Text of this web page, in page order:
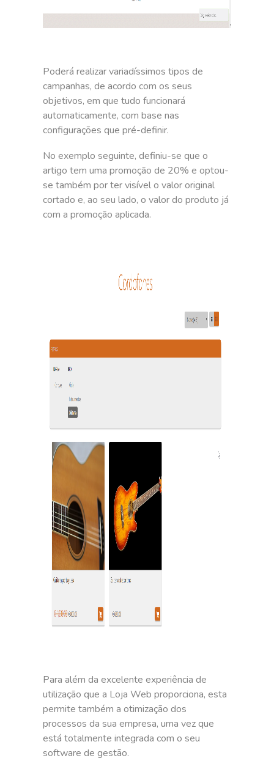
Poderá realizar variadíssimos tipos de
campanhas, de acordo com os seus
objetivos, em que tudo funcionará
automaticamente, com base nas
configurações que pré-definir.
No exemplo seguinte, definiu-se que o
artigo tem uma promoção de 20% e optou-
se também por ter visível o valor original
cortado e, ao seu lado, o valor do produto já
com a promoção aplicada.
Para além da excelente experiência de
utilização que a Loja Web proporciona, esta
permite também a otimização dos
processos da sua empresa, uma vez que
está totalmente integrada com o seu
software de gestão.